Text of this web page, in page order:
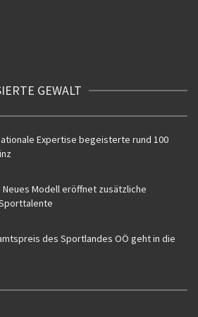
GEWALT
Expertise begeisterte rund 100
Modell eröffnet zusätzliche
des Sportlandes OÖ geht in die